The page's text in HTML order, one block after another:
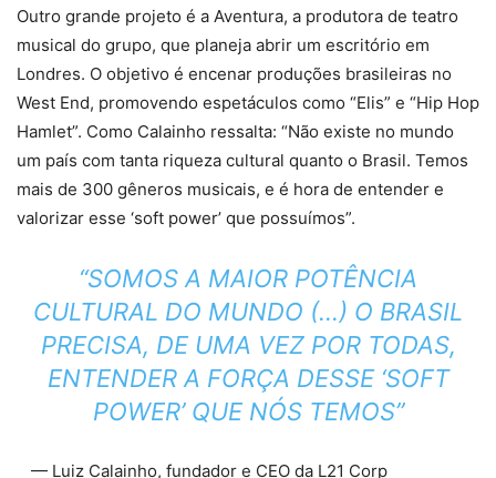
Outro grande projeto é a Aventura, a produtora de teatro
musical do grupo, que planeja abrir um escritório em
Londres. O objetivo é encenar produções brasileiras no
West End, promovendo espetáculos como “Elis” e “Hip Hop
Hamlet”. Como Calainho ressalta: “Não existe no mundo
um país com tanta riqueza cultural quanto o Brasil. Temos
mais de 300 gêneros musicais, e é hora de entender e
valorizar esse ‘soft power’ que possuímos”.
“SOMOS A MAIOR POTÊNCIA
CULTURAL DO MUNDO (…) O BRASIL
PRECISA, DE UMA VEZ POR TODAS,
ENTENDER A FORÇA DESSE ‘SOFT
POWER’ QUE NÓS TEMOS”
— Luiz Calainho, fundador e CEO da L21 Corp